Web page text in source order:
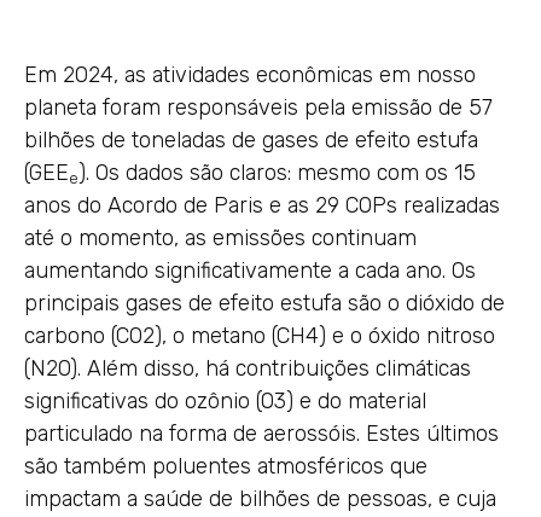
Em 2024, as atividades econômicas em nosso
planeta foram responsáveis pela emissão de 57
bilhões de toneladas de gases de efeito estufa
(GEEe). Os dados são claros: mesmo com os 15
anos do Acordo de Paris e as 29 COPs realizadas
até o momento, as emissões continuam
aumentando significativamente a cada ano. Os
principais gases de efeito estufa são o dióxido de
carbono (CO2), o metano (CH4) e o óxido nitroso
(N2O). Além disso, há contribuições climáticas
significativas do ozônio (O3) e do material
particulado na forma de aerossóis. Estes últimos
são também poluentes atmosféricos que
impactam a saúde de bilhões de pessoas, e cuja